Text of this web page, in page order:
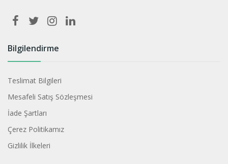
Bilgilendirme
Teslimat Bilgileri
Mesafeli Satış Sözleşmesi
İade Şartları
Çerez Politikamız
Gizlilik İlkeleri